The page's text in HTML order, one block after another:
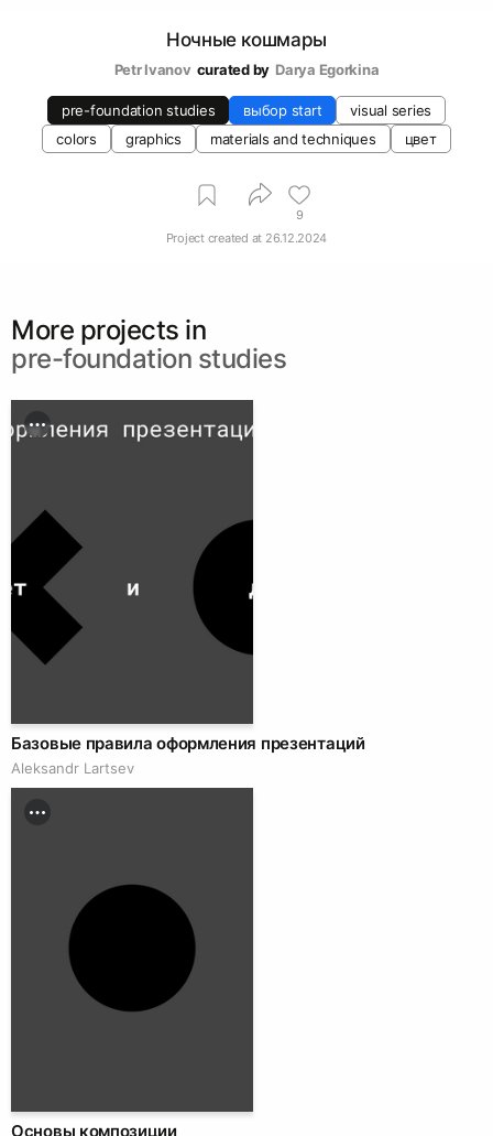
Ночные кошмары
Petr Ivanov curated by Darya Egorkina
pre-foundation studies выбор start
visual series
colors
graphics materials and techniques цвет
9
Project created at 26.12.2024
More projects in
pre-foundation studies
Базовые правила оформления презентаций
Аleksandr Lartsev
Основы композиции